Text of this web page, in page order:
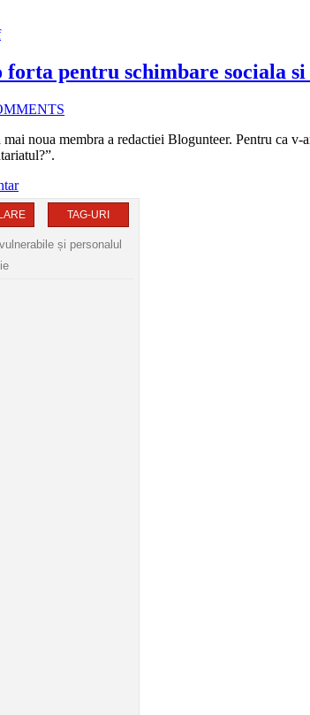
pentru schimbare sociala
mai noua membra a redactiei Blogunteer. Pentru ca
TAG-URI
și personalul